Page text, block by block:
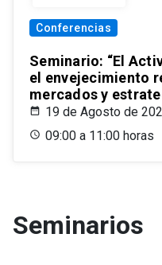
Conferencias
Seminario: “El
el envejecimiento
mercados y
19 de Agosto de
09:00 a 11:00 horas
Seminarios